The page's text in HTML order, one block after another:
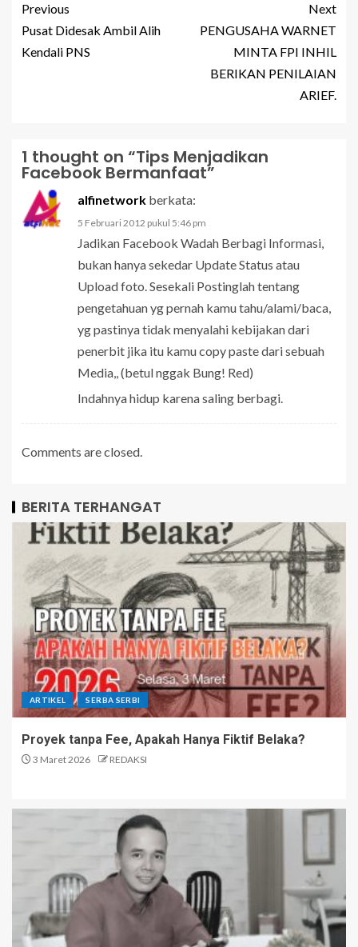
Previous
Pusat Didesak Ambil Alih
Kendali PNS
Next
PENGUSAHA WARNET
MINTA FPI INHIL
BERIKAN PENILAIAN
ARIEF.
1 thought on “Tips Menjadikan
Facebook Bermanfaat”
alfinetwork berkata:
5 Februari 2012 pukul 5:46 pm
Jadikan Facebook Wadah Berbagi Informasi,
bukan hanya sekedar Update Status atau
Upload foto. Sesekali Postinglah tentang
pengetahuan yg pernah kamu tahu/alami/baca,
yg pastinya tidak menyalahi kebijakan dari
penerbit jika itu kamu copy paste dari sebuah
Media,, (betul nggak Bung! Red)
Indahnya hidup karena saling berbagi.
Comments are closed.
BERITA TERHANGAT
ARTIKEL SERBA SERBI
Proyek tanpa Fee, Apakah Hanya Fiktif Belaka?
3 Maret 2026 REDAKSI